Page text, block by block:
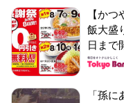
【か
飯大盛
日まで
「孫